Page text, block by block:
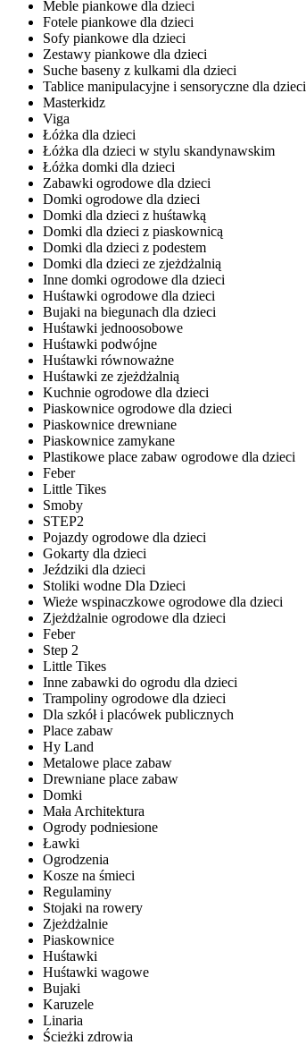
Meble piankowe dla dzieci
Fotele piankowe dla dzieci
Sofy piankowe dla dzieci
Zestawy piankowe dla dzieci
Suche baseny z kulkami dla dzieci
Tablice manipulacyjne i sensoryczne dla dzieci
Masterkidz
Viga
Łóżka dla dzieci
Łóżka dla dzieci w stylu skandynawskim
Łóżka domki dla dzieci
Zabawki ogrodowe dla dzieci
Domki ogrodowe dla dzieci
Domki dla dzieci z huśtawką
Domki dla dzieci z piaskownicą
Domki dla dzieci z podestem
Domki dla dzieci ze zjeżdżalnią
Inne domki ogrodowe dla dzieci
Huśtawki ogrodowe dla dzieci
Bujaki na biegunach dla dzieci
Huśtawki jednoosobowe
Huśtawki podwójne
Huśtawki równoważne
Huśtawki ze zjeżdżalnią
Kuchnie ogrodowe dla dzieci
Piaskownice ogrodowe dla dzieci
Piaskownice drewniane
Piaskownice zamykane
Plastikowe place zabaw ogrodowe dla dzieci
Feber
Little Tikes
Smoby
STEP2
Pojazdy ogrodowe dla dzieci
Gokarty dla dzieci
Jeździki dla dzieci
Stoliki wodne Dla Dzieci
Wieże wspinaczkowe ogrodowe dla dzieci
Zjeżdżalnie ogrodowe dla dzieci
Feber
Step 2
Little Tikes
Inne zabawki do ogrodu dla dzieci
Trampoliny ogrodowe dla dzieci
Dla szkół i placówek publicznych
Place zabaw
Hy Land
Metalowe place zabaw
Drewniane place zabaw
Domki
Mała Architektura
Ogrody podniesione
Ławki
Ogrodzenia
Kosze na śmieci
Regulaminy
Stojaki na rowery
Zjeżdżalnie
Piaskownice
Huśtawki
Huśtawki wagowe
Bujaki
Karuzele
Linaria
Ścieżki zdrowia